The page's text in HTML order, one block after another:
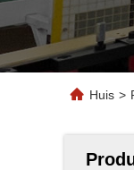
Huis >